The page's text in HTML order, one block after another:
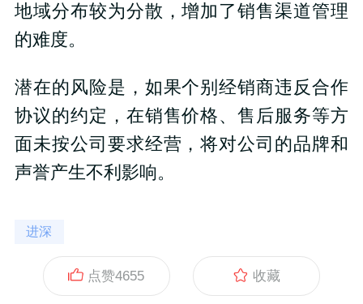
地域分布较为分散，增加了销售渠道管理
的难度。
潜在的风险是，如果个别经销商违反合作
协议的约定，在销售价格、售后服务等方
面未按公司要求经营，将对公司的品牌和
声誉产生不利影响。
进深
点赞4655 收藏